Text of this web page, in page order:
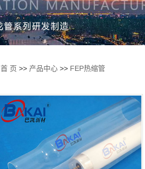
首 页 >> 产品中心 >> FEP热缩管